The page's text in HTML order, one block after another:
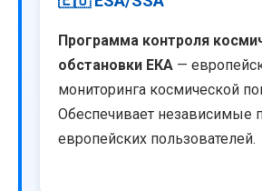
Программа контроля
обстановки ЕКА —
мониторинга космической
Обеспечивает независимые
европейских пользователей.